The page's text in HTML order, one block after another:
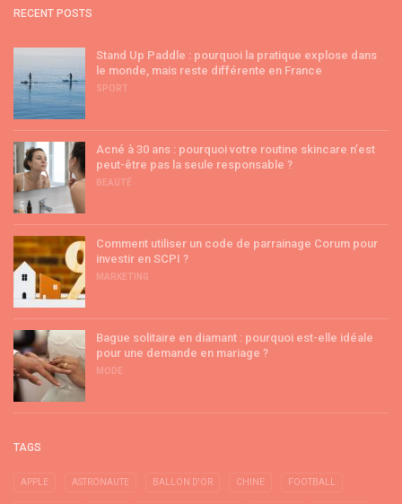
RECENT POSTS
Stand Up Paddle : pourquoi la pratique explose dans
le monde, mais reste différente en France
SPORT
Acné à 30 ans : pourquoi votre routine skincare n’est
peut-être pas la seule responsable ?
BEAUTÉ
Comment utiliser un code de parrainage Corum pour
investir en SCPI ?
MARKETING
Bague solitaire en diamant : pourquoi est-elle idéale
pour une demande en mariage ?
MODE
TAGS
APPLE ASTRONAUTE BALLON D'OR CHINE FOOTBALL